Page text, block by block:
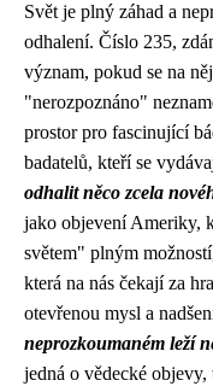
Svět je plný záhad a
odhalení. Číslo 235,
význam, pokud se na
"nerozpoznáno"
prostor pro fascinující
badatelů, kteří se
odhalit něco zcela
jako objevení Ameriky,
světem" plným
která na nás čekají za
otevřenou mysl a
neprozkoumaném leží
jedná o vědecké